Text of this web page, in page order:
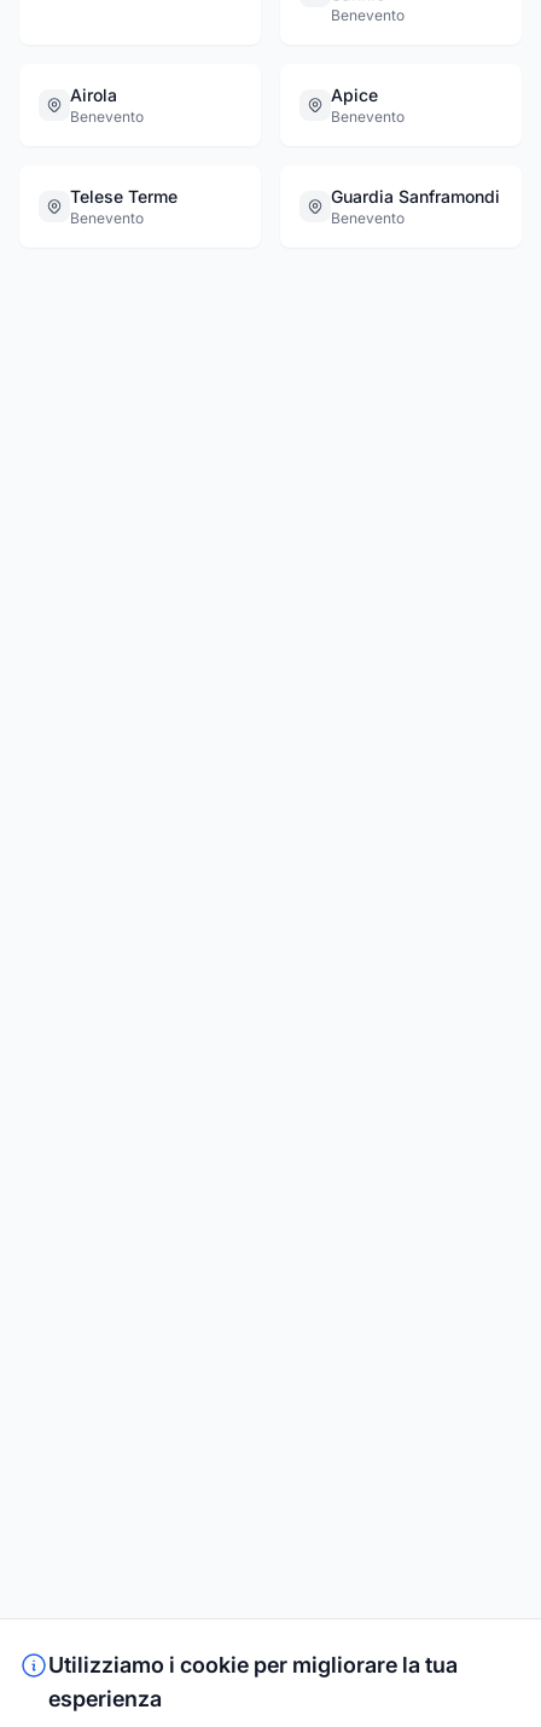
Benevento
Airola
Benevento
Apice
Benevento
Telese Terme
Benevento
Guardia Sanframondi
Benevento
Utilizziamo i cookie per migliorare la tua
esperienza